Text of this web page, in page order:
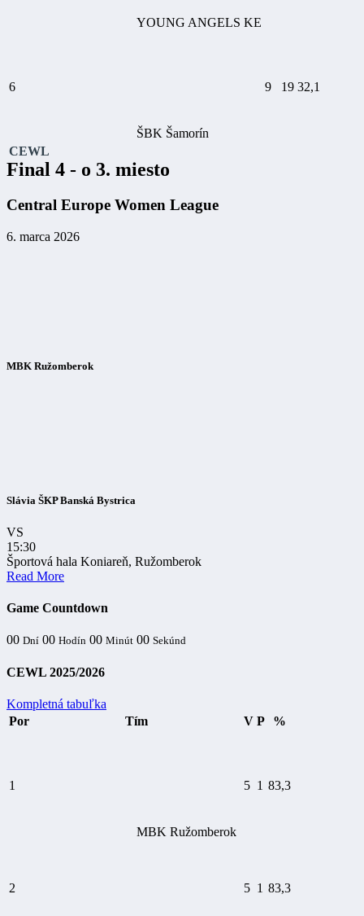
YOUNG ANGELS KE
6
ŠBK Šamorín
9 19 32,1
CEWL
Final 4 - o 3. miesto
Central Europe Women League
6. marca 2026
MBK Ružomberok
Slávia ŠKP Banská Bystrica
VS
15:30
Športová hala Koniareň, Ružomberok
Read More
Game Countdown
00 Dní 00 Hodín 00 Minút 00 Sekúnd
CEWL 2025/2026
Kompletná tabuľka
Por
Tím V P %
1
MBK Ružomberok
5 1 83,3
2 5 1 83,3